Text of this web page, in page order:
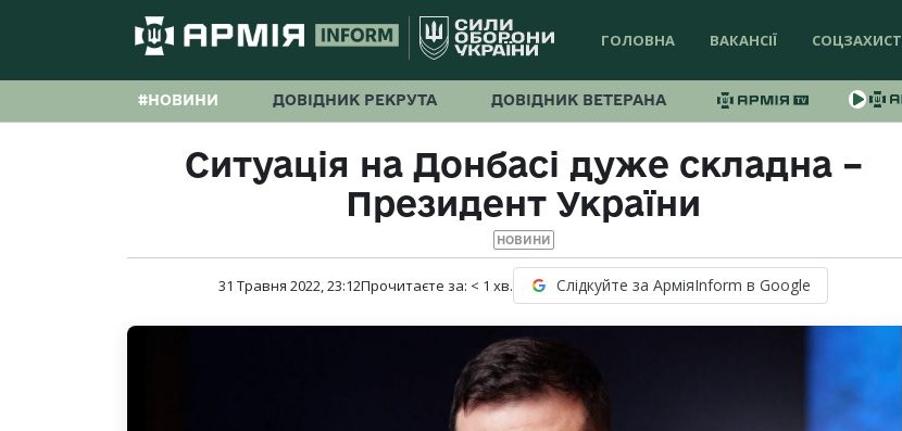
ГОЛОВНА ВАКАНСІЇ СОЦЗАХИСТ
#НОВИНИ ДОВІДНИК РЕКРУТА ДОВІДНИК ВЕТЕРАНА
Ситуація на Донбасі дуже складна –
Президент України
НОВИНИ
31 Травня 2022, 23:12Прочитаєте за: < 1 хв. Слідкуйте за АрміяInform в Google